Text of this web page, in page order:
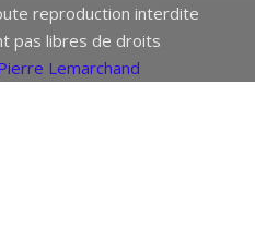
reproduction interdite
pas libres de droits
Lemarchand